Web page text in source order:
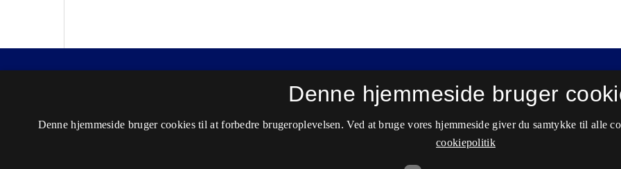
Nordisk Tidsskrift for Kriminalvidenskab
ISSN 2446-3051 (Online)
Denne hjemmeside bruger
Denne hjemmeside bruger cookies til at forbedre brugeroplevelsen. Ved at bruge vores hjemmeside giver du samtykke til alle
cookiepolitik